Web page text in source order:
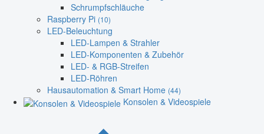
Schrumpfschläuche
Raspberry Pi (10)
LED-Beleuchtung
LED-Lampen & Strahler
LED-Komponenten & Zubehör
LED- & RGB-Streifen
LED-Röhren
Hausautomation & Smart Home (44)
Konsolen & Videospiele